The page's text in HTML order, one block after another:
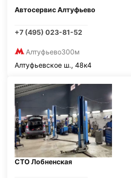
Автосервис Алтуфьево
+7 (495) 023-81-52
Алтуфьево300м
Алтуфьевское ш., 48к4
СТО Лобненская